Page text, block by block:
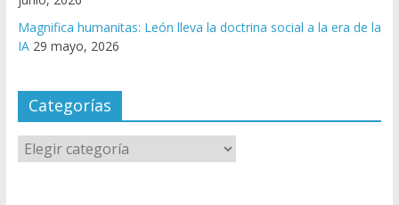
Magnifica humanitas: León lleva la doctrina social a la era de la
IA 29 mayo, 2026
Categorías